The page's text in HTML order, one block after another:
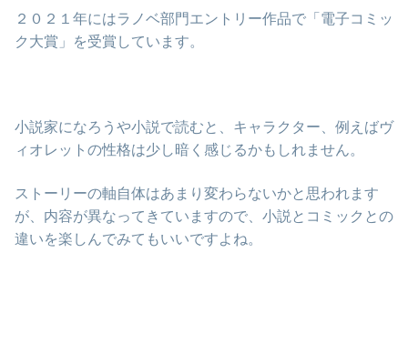
２０２１年にはラノベ部門エントリー作品で「電子コミッ
ク大賞」を受賞しています。
小説家になろうや小説で読むと、キャラクター、例えばヴ
ィオレットの性格は少し暗く感じるかもしれません。
ストーリーの軸自体はあまり変わらないかと思われます
が、内容が異なってきていますので、小説とコミックとの
違いを楽しんでみてもいいですよね。